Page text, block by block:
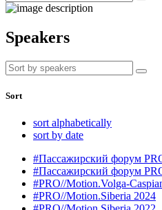
Speakers
Sort
sort alphabetically
sort by date
#Пассажирский форум
#Пассажирский форум
#PRO//Motion.Volga-
#PRO//Motion.Siberia 2024